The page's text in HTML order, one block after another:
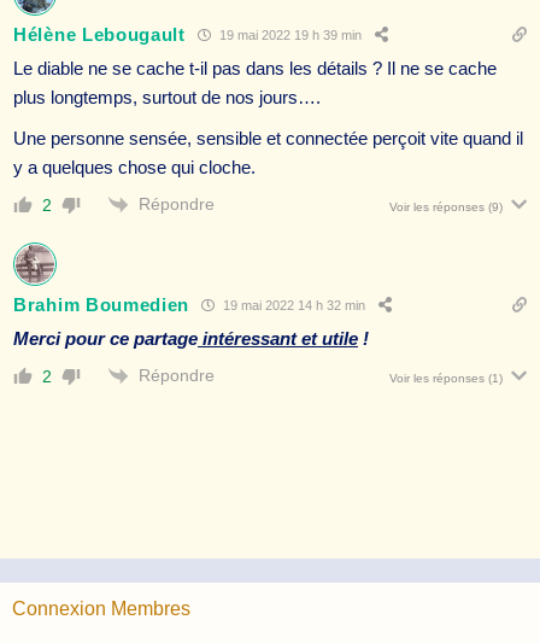
Hélène Lebougault 19 mai 2022 19 h 39 min
Le diable ne se cache t-il pas dans les détails ? Il ne se cache
plus longtemps, surtout de nos jours….
Une personne sensée, sensible et connectée perçoit vite quand il
y a quelques chose qui cloche.
2 Répondre Voir les réponses (9)
Brahim Boumedien 19 mai 2022 14 h 32 min
Merci pour ce partage intéressant et utile !
2 Répondre Voir les réponses (1)
Connexion Membres